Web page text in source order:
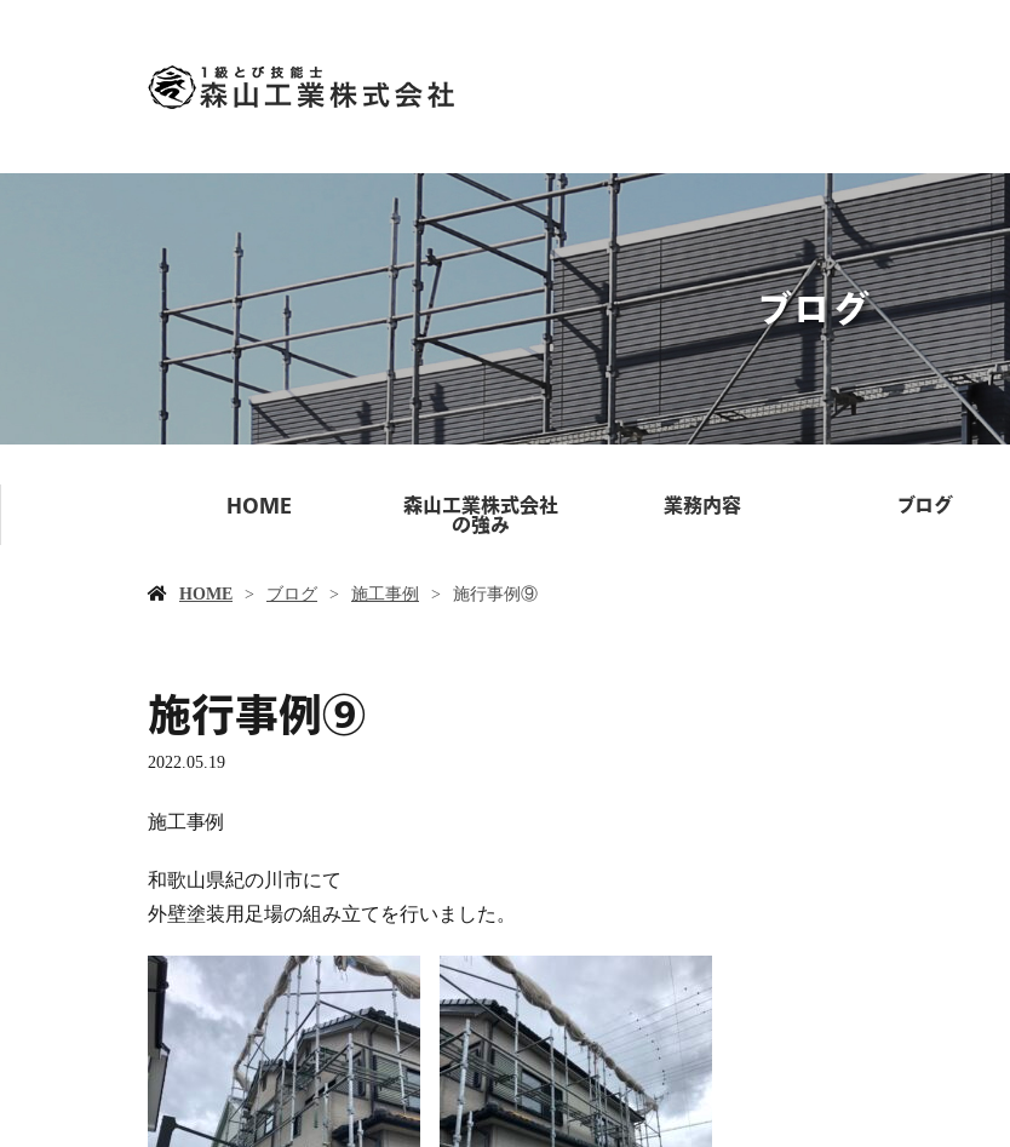
ブログ
HOME
森山工業株式会社
の強み
業務内容 ブログ
HOME ブログ 施工事例 施行事例⑨
施行事例⑨
2022.05.19
施工事例
和歌山県紀の川市にて
外壁塗装用足場の組み立てを行いました。